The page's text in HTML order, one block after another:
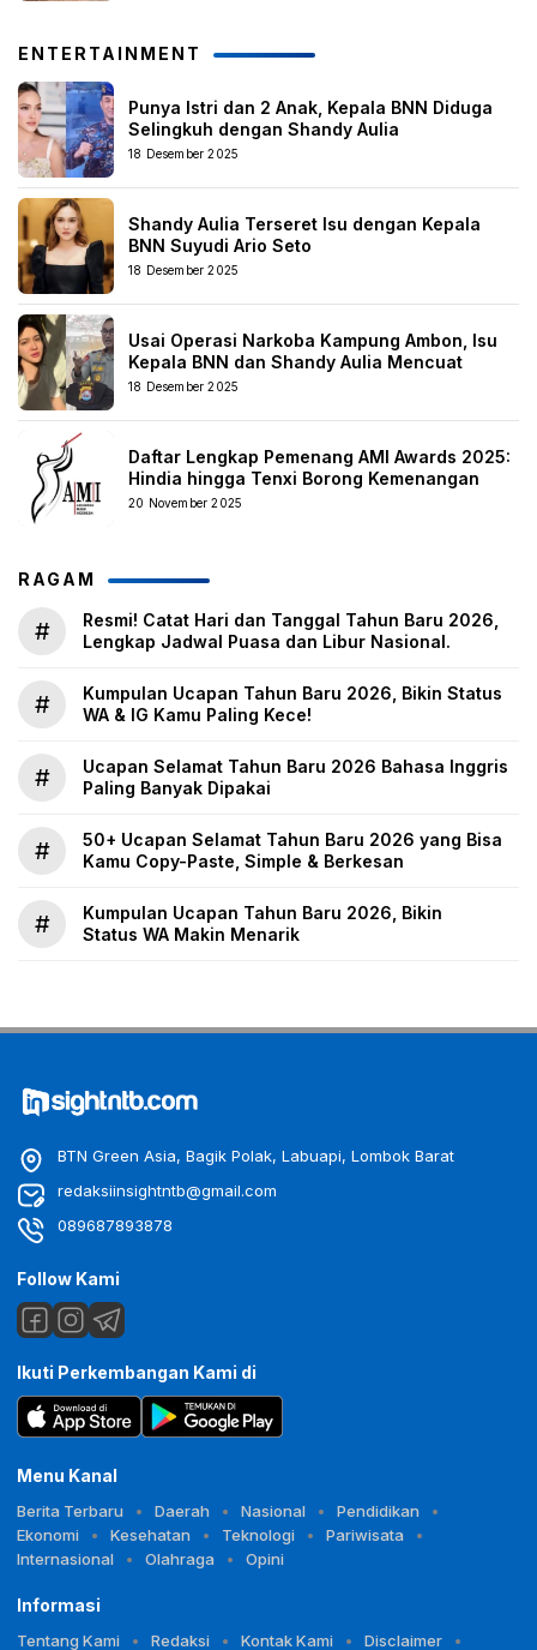
ENTERTAINMENT
Punya Istri dan 2 Anak, Kepala BNN Diduga
Selingkuh dengan Shandy Aulia
18 Desember 2025
Shandy Aulia Terseret Isu dengan Kepala
BNN Suyudi Ario Seto
18 Desember 2025
Usai Operasi Narkoba Kampung Ambon, Isu
Kepala BNN dan Shandy Aulia Mencuat
18 Desember 2025
Daftar Lengkap Pemenang AMI Awards 2025:
Hindia hingga Tenxi Borong Kemenangan
20 November 2025
RAGAM
#
Resmi! Catat Hari dan Tanggal Tahun Baru 2026,
Lengkap Jadwal Puasa dan Libur Nasional.
#
Kumpulan Ucapan Tahun Baru 2026, Bikin Status
WA & IG Kamu Paling Kece!
#
Ucapan Selamat Tahun Baru 2026 Bahasa Inggris
Paling Banyak Dipakai
#
50+ Ucapan Selamat Tahun Baru 2026 yang Bisa
Kamu Copy-Paste, Simple & Berkesan
#
Kumpulan Ucapan Tahun Baru 2026, Bikin
Status WA Makin Menarik
BTN Green Asia, Bagik Polak, Labuapi, Lombok Barat
redaksiinsightntb@gmail.com
089687893878
Follow Kami
Ikuti Perkembangan Kami di
Menu Kanal
Berita Terbaru Daerah Nasional
Pendidikan
Ekonomi
Kesehatan Teknologi
Pariwisata
Internasional
Olahraga Opini
Informasi
Tentang Kami Redaksi Kontak Kami Disclaimer